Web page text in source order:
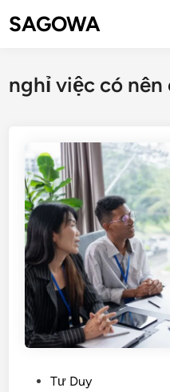
SAGOWA
nghỉ việc có nên
Tư Duy